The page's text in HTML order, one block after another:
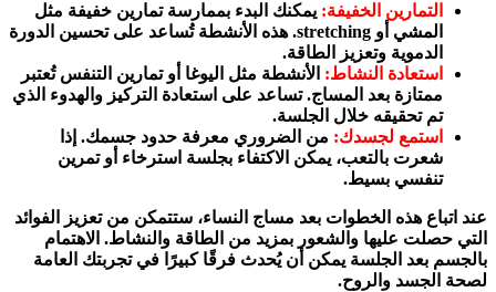
التمارين الخفيفة: يمكنك البدء بممارسة تمارين خفيفة مثل
المشي أو stretching. هذه الأنشطة تُساعد على تحسين الدورة
الدموية وتعزيز الطاقة.
استعادة النشاط: الأنشطة مثل اليوغا أو تمارين التنفس تُعتبر
ممتازة بعد المساج. تساعد على استعادة التركيز والهدوء الذي
تم تحقيقه خلال الجلسة.
استمع لجسدك: من الضروري معرفة حدود جسمك. إذا
شعرت بالتعب، يمكن الاكتفاء بجلسة استرخاء أو تمرين
تنفسي بسيط.
عند اتباع هذه الخطوات بعد مساج النساء، ستتمكن من تعزيز الفوائد
التي حصلت عليها والشعور بمزيد من الطاقة والنشاط. الاهتمام
بالجسم بعد الجلسة يمكن أن يُحدث فرقًا كبيرًا في تجربتك العامة
لصحة الجسد والروح.